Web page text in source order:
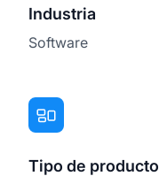
Industria
Software
Tipo de producto